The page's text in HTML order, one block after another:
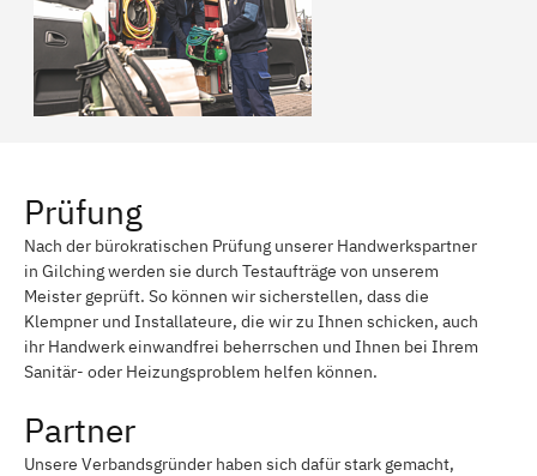
Prüfung
Nach der bürokratischen Prüfung unserer Handwerkspartner
in Gilching werden sie durch Testaufträge von unserem
Meister geprüft. So können wir sicherstellen, dass die
Klempner und Installateure, die wir zu Ihnen schicken, auch
ihr Handwerk einwandfrei beherrschen und Ihnen bei Ihrem
Sanitär- oder Heizungsproblem helfen können.
Partner
Unsere Verbandsgründer haben sich dafür stark gemacht,